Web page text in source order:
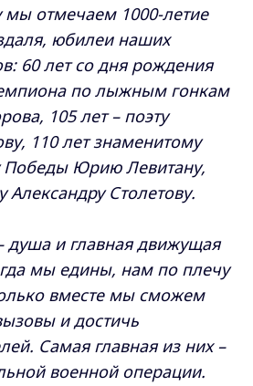
мы отмечаем 1000-летие
юбилеи наших
60 лет со дня рождения
по лыжным гонкам
105 лет – поэту
110 лет знаменитому
Победы Юрию Левитану,
Александру Столетову.
душа и главная движущая
мы едины, нам по плечу
вместе мы сможем
и достичь
Самая главная из них –
военной операции.